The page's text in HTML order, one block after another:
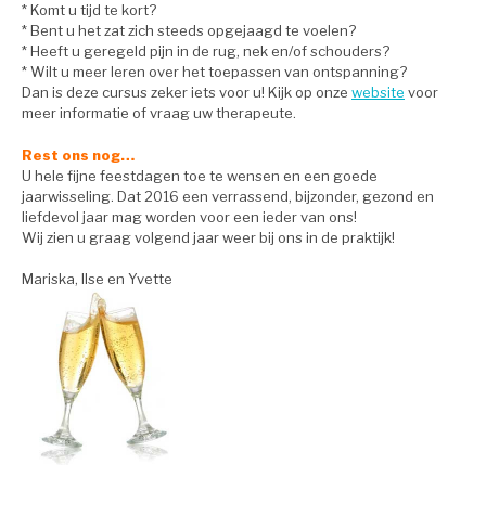
* Komt u tijd te kort?
* Bent u het zat zich steeds opgejaagd te voelen?
* Heeft u geregeld pijn in de rug, nek en/of schouders?
* Wilt u meer leren over het toepassen van ontspanning?
Dan is deze cursus zeker iets voor u! Kijk op onze website voor
meer informatie of vraag uw therapeute.
Rest ons nog…
U hele fijne feestdagen toe te wensen en een goede
jaarwisseling. Dat 2016 een verrassend, bijzonder, gezond en
liefdevol jaar mag worden voor een ieder van ons!
Wij zien u graag volgend jaar weer bij ons in de praktijk!
Mariska, Ilse en Yvette